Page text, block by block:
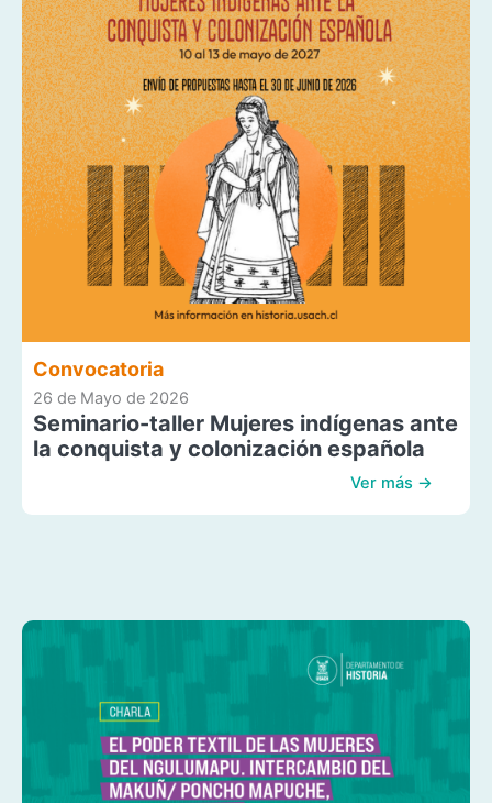
Convocatoria
26 de Mayo de 2026
Seminario-taller Mujeres indígenas ante
la conquista y colonización española
Ver más →